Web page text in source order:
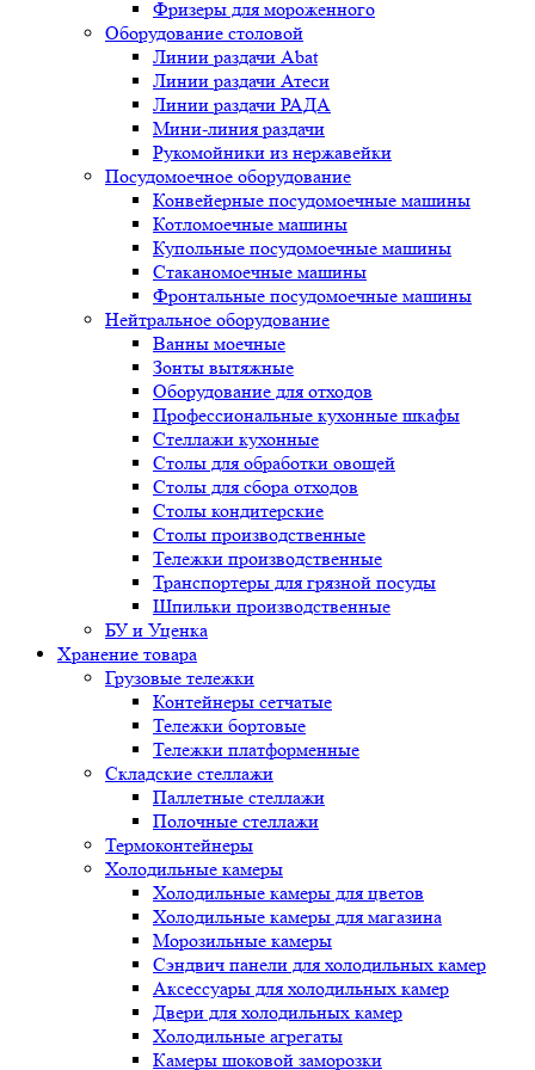
Фризеры для мороженного
Оборудование столовой
Линии раздачи Abat
Линии раздачи Атеси
Линии раздачи РАДА
Мини-линия раздачи
Рукомойники из нержавейки
Посудомоечное оборудование
Конвейерные посудомоечные машины
Котломоечные машины
Купольные посудомоечные машины
Стаканомоечные машины
Фронтальные посудомоечные машины
Нейтральное оборудование
Ванны моечные
Зонты вытяжные
Оборудование для отходов
Профессиональные кухонные шкафы
Стеллажи кухонные
Столы для обработки овощей
Столы для сбора отходов
Столы кондитерские
Столы производственные
Тележки производственные
Транспортеры для грязной посуды
Шпильки производственные
БУ и Уценка
Хранение товара
Грузовые тележки
Контейнеры сетчатые
Тележки бортовые
Тележки платформенные
Складские стеллажи
Паллетные стеллажи
Полочные стеллажи
Термоконтейнеры
Холодильные камеры
Холодильные камеры для цветов
Холодильные камеры для магазина
Морозильные камеры
Сэндвич панели для холодильных камер
Аксессуары для холодильных камер
Двери для холодильных камер
Холодильные агрегаты
Камеры шоковой заморозки